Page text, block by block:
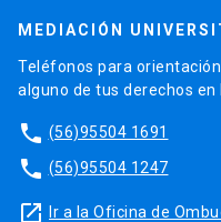
MEDIACIÓN
Teléfonos para
alguno de tus derechos en
phone (56)95504 1691
phone (56)95504 1247
launch Ir a la Oficina de